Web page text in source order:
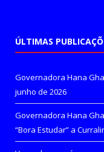
ÚLTIMAS
Governadora Hana
junho de 2026
Governadora Hana
“Bora Estudar” a